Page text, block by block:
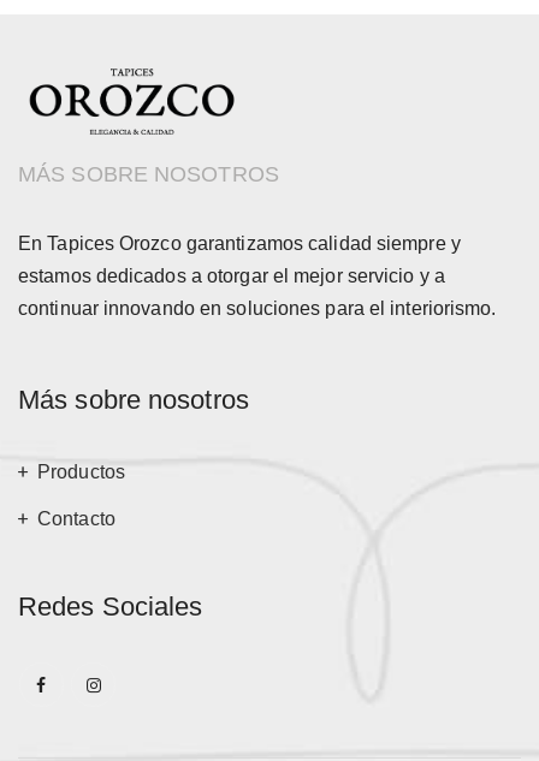
MÁS SOBRE NOSOTROS
En Tapices Orozco garantizamos calidad siempre y
estamos dedicados a otorgar el mejor servicio y a
continuar innovando en soluciones para el interiorismo.
Más sobre nosotros
Productos
Contacto
Redes Sociales